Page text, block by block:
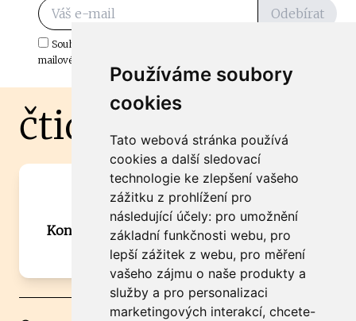
Používáme soubory
cookies
Tato webová stránka používá
cookies a další sledovací
technologie ke zlepšení vašeho
zážitku z prohlížení pro
následující účely: pro umožnění
základní funkčnosti webu, pro
lepší zážitek z webu, pro měření
vašeho zájmu o naše produkty a
služby a pro personalizaci
marketingových interakcí, chcete-
Odebírat
Souhlasím s odběrem důležitých zpráv ze ČtiDoma.cz do mé e-
mailové schránky.
čtidoma.cz
Máte zajímavou informaci? Chcete
spolupracovat?
Kontaktujte šéfredaktora Martina Chalupu:
chalupa@ctidoma.cz